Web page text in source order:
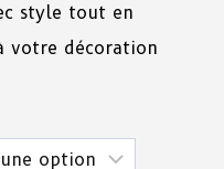
style tout en
votre décoration